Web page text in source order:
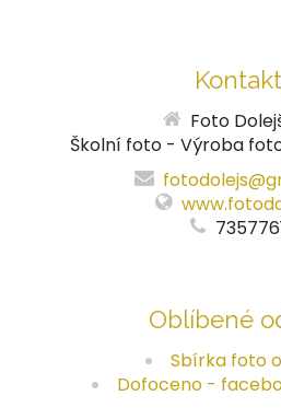
Foto
Školní foto - Výroba
Oblíbené
Sbírka foto
Dofoceno -